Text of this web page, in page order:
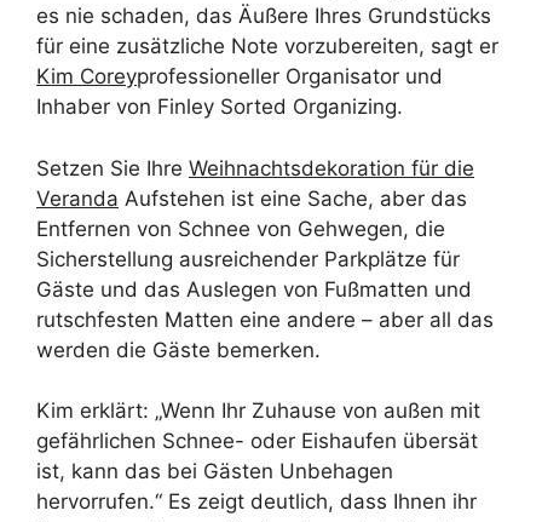
es nie schaden, das Äußere Ihres Grundstücks
für eine zusätzliche Note vorzubereiten, sagt er
Kim Coreyprofessioneller Organisator und
Inhaber von Finley Sorted Organizing.
Setzen Sie Ihre Weihnachtsdekoration für die
Veranda Aufstehen ist eine Sache, aber das
Entfernen von Schnee von Gehwegen, die
Sicherstellung ausreichender Parkplätze für
Gäste und das Auslegen von Fußmatten und
rutschfesten Matten eine andere – aber all das
werden die Gäste bemerken.
Kim erklärt: „Wenn Ihr Zuhause von außen mit
gefährlichen Schnee- oder Eishaufen übersät
ist, kann das bei Gästen Unbehagen
hervorrufen.“ Es zeigt deutlich, dass Ihnen ihr